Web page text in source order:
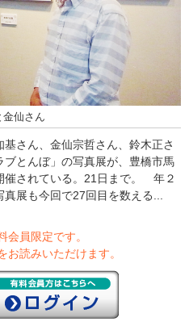
金仙さん
さん、金仙宗哲さん、鈴木正さ
とんぼ」の写真展が、豊橋市馬
催されている。21日まで。 年２
展も今回で27回目を数える...
会員限定です。
お読みいただけます。